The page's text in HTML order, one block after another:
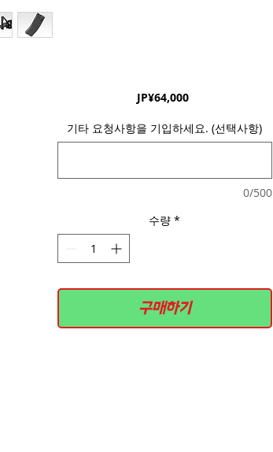
JP¥64,000가
기타 요청사항을 기입하세요. (선택사항)
0/500
수량 *
구매하기